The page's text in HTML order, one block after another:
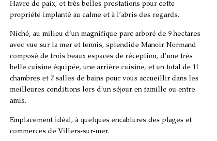
Havre de paix, et très belles prestations pour cette
propriété implanté au calme et à l’abris des regards.
Niché, au milieu d’un magnifique parc arboré de 9 hectares
avec vue sur la mer et tennis, splendide Manoir Normand
composé de trois beaux espaces de réception, d’une très
belle cuisine équipée, une arrière cuisine, et un total de 11
chambres et 7 salles de bains pour vous accueillir dans les
meilleures conditions lors d’un séjour en famille ou entre
amis.
Emplacement idéal, à quelques encablures des plages et
commerces de Villers-sur-mer.